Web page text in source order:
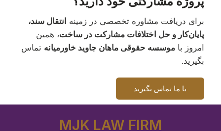
برای دریافت مشاوره تخصصی در زمینه انتقال سند،
پایان‌کار و حل اختلافات مشارکت در ساخت، همین
امروز با موسسه حقوقی ماهان جاوید خاورمیانه تماس
بگیرید.
با ما تماس بگیرید
MJK LAW FIRM